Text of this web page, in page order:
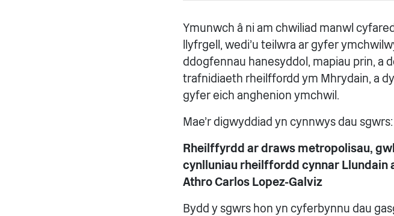
Ymunwch â ni am chwiliad manwl
llyfrgell, wedi'u teilwra ar gyfer
ddogfennau hanesyddol, mapiau prin, a
trafnidiaeth rheilffordd ym Mhrydain, a
gyfer eich anghenion ymchwil.
Mae'r digwyddiad yn cynnwys dau sgwrs:
Rheilffyrdd ar draws metropolisau,
cynlluniau rheilffordd cynnar Llundain
Athro Carlos Lopez-Galviz
Bydd y sgwrs hon yn cyferbynnu dau